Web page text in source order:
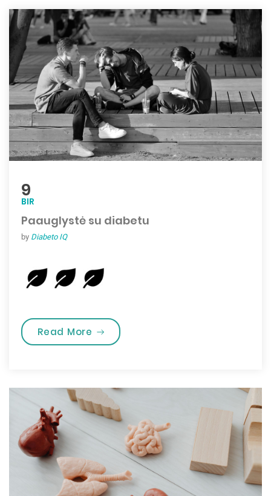
9
BIR
Paauglystė su diabetu
by Diabeto IQ
Read More „Paauglystė su diabetu”